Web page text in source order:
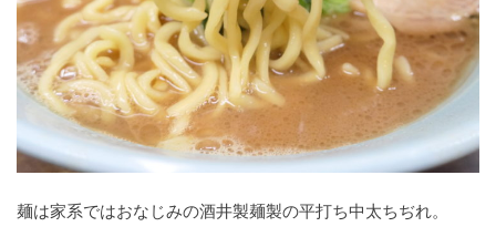
麺は家系ではおなじみの酒井製麺製の平打ち中太ちぢれ。